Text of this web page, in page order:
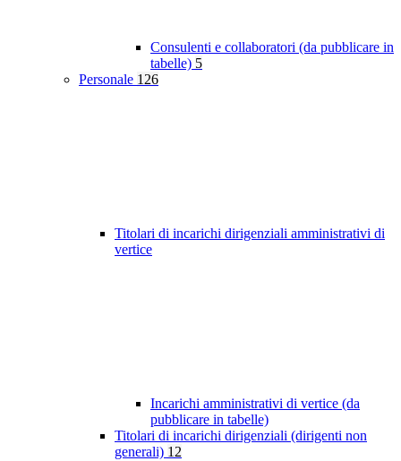
Consulenti e collaboratori (da pubblicare in
tabelle) 5
Personale 126
Titolari di incarichi dirigenziali amministrativi di
vertice
Incarichi amministrativi di vertice (da
pubblicare in tabelle)
Titolari di incarichi dirigenziali (dirigenti non
generali) 12